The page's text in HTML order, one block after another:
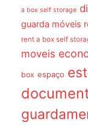
a box self storage
guarda móveis
rent a box self
moveis
box espaço